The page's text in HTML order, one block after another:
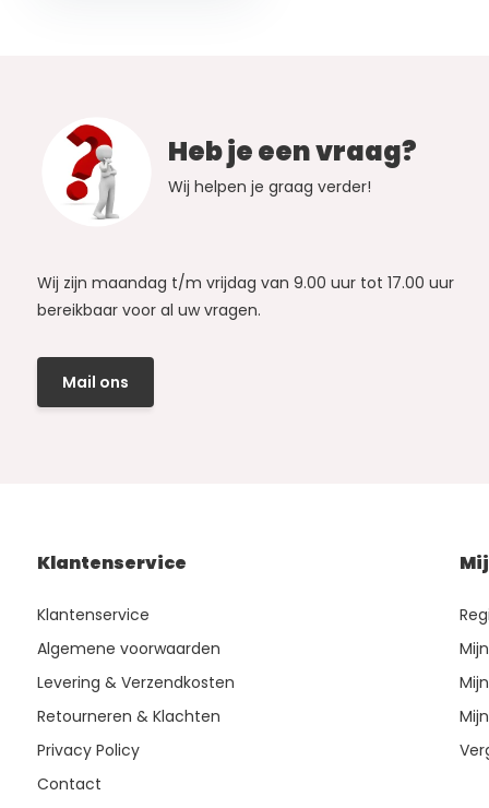
Heb je een vraag?
Wij helpen je graag verder!
Wij zijn maandag t/m vrijdag van 9.00 uur tot 17.00 uur
bereikbaar voor al uw vragen.
Mail ons
Klantenservice
Klantenservice
Algemene voorwaarden
Levering & Verzendkosten
Retourneren & Klachten
Privacy Policy
Contact